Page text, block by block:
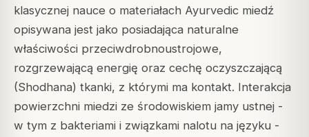
klasycznej nauce o materiałach Ayurvedic miedź
opisywana jest jako posiadająca naturalne
właściwości przeciwdrobnoustrojowe,
rozgrzewającą energię oraz cechę oczyszczającą
(Shodhana) tkanki, z którymi ma kontakt. Interakcja
powierzchni miedzi ze środowiskiem jamy ustnej -
w tym z bakteriami i związkami nalotu na języku -